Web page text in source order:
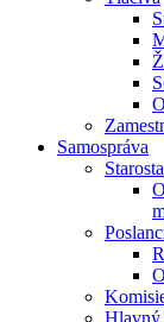
Samospráva
Starosta